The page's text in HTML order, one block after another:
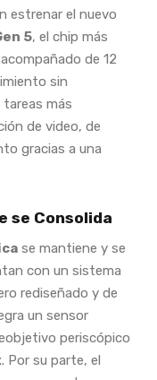
estrenar el nuevo
5, el chip más
de 12
sin
tareas más
de video, de
gracias a una
se Consolida
se mantiene y se
con un sistema
rediseñado y de
un sensor
periscópico
. Por su parte, el